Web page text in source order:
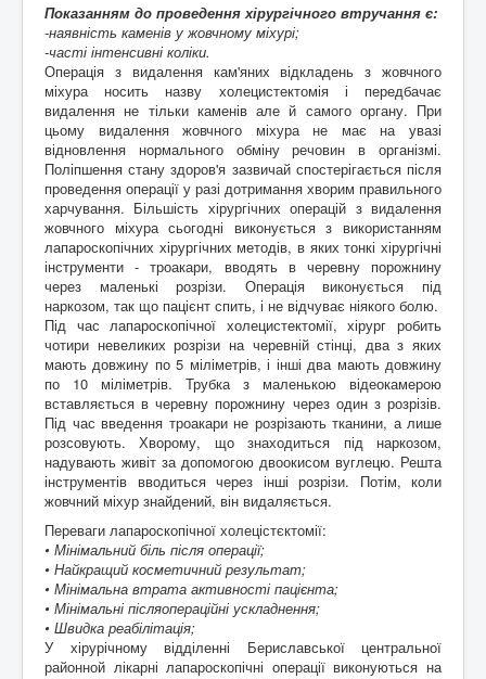
Показанням до проведення хірургічного втручання є:
-наявність каменів у жовчному міхурі;
-часті інтенсивні коліки.
Операція з видалення кам'яних відкладень з жовчного
міхура носить назву холецистектомія і передбачає
видалення не тільки каменів але й самого органу. При
цьому видалення жовчного міхура не має на увазі
відновлення нормального обміну речовин в організмі.
Поліпшення стану здоров'я зазвичай спостерігається після
проведення операції у разі дотримання хворим правильного
харчування. Більшість хірургічних операцій з видалення
жовчного міхура сьогодні виконується з використанням
лапароскопічних хірургічних методів, в яких тонкі хірургічні
інструменти - троакари, вводять в черевну порожнину
через маленькі розрізи. Операція виконується під
наркозом, так що пацієнт спить, і не відчуває ніякого болю.
Під час лапароскопічної холецистектомії, хірург робить
чотири невеликих розрізи на черевній стінці, два з яких
мають довжину по 5 міліметрів, і інші два мають довжину
по 10 міліметрів. Трубка з маленькою відеокамерою
вставляється в черевну порожнину через один з розрізів.
Під час введення троакари не розрізають тканини, а лише
розсовують. Хворому, що знаходиться під наркозом,
надувають живіт за допомогою двоокисом вуглецю. Решта
інструментів вводиться через інші розрізи. Потім, коли
жовчний міхур знайдений, він видаляється.
Переваги лапароскопічної холецістєктомії:
• Мінімальний біль після операції;
• Найкращий косметичний результат;
• Мінімальна втрата активності пацієнта;
• Мінімальні післяопераційні ускладнення;
• Швидка реабілітація;
У хірурічному відділенні Бериславської центральної
районной лікарні лапароскопічні операції виконуються на